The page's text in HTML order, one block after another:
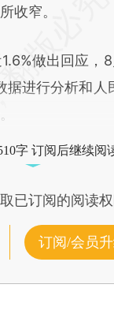
收窄。
做出回应，
据进行分析和
字 订阅后继续阅
已订阅的阅读
订阅/会员